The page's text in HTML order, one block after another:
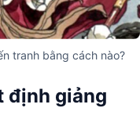
tranh bằng cách nào?
định giảng